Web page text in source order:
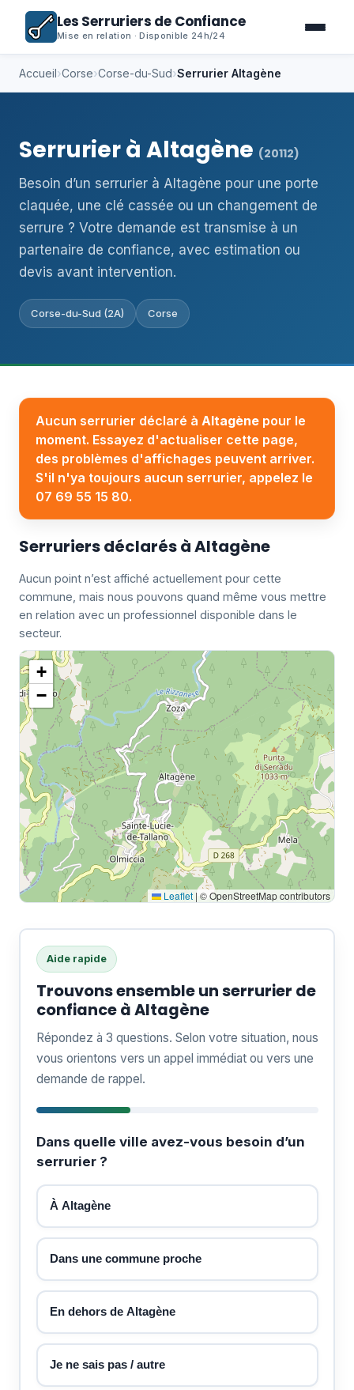
Les Serruriers de Confiance
Mise en relation · Disponible 24h/24
Accueil›Corse›Corse-du-Sud›Serrurier Altagène
Serrurier à Altagène (20112)
Besoin d’un serrurier à Altagène pour une porte
claquée, une clé cassée ou un changement de
serrure ? Votre demande est transmise à un
partenaire de confiance, avec estimation ou
devis avant intervention.
Corse-du-Sud (2A) Corse
Aucun serrurier déclaré à Altagène pour le
moment. Essayez d'actualiser cette page,
des problèmes d'affichages peuvent arriver.
S'il n'ya toujours aucun serrurier, appelez le
07 69 55 15 80.
Serruriers déclarés à Altagène
Aucun point n’est affiché actuellement pour cette
commune, mais nous pouvons quand même vous mettre
en relation avec un professionnel disponible dans le
secteur.
+
−
Leaflet | © OpenStreetMap contributors
Aide rapide
Trouvons ensemble un serrurier de
confiance à Altagène
Répondez à 3 questions. Selon votre situation, nous
vous orientons vers un appel immédiat ou vers une
demande de rappel.
Dans quelle ville avez-vous besoin d’un
serrurier ?
À Altagène
Dans une commune proche
En dehors de Altagène
Je ne sais pas / autre